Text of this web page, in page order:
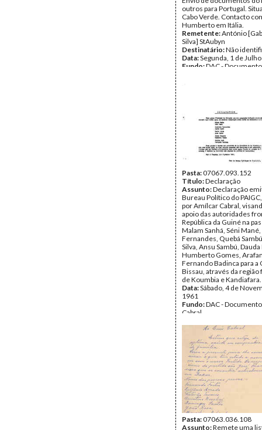
outros para Portugal.
Cabo Verde. Contacto
Humberto em Itália.
Remetente:António
Silva] StAubyn
Destinatário:Não
Data:Segunda, 1 de
Fundo:DAC -
Pasta:07067.093.152
Título:Declaração
Assunto:Declaração
Bureau Político do
por Amílcar Cabral,
apoio das autoridades
República da Guiné na
Malam Sanhá, Séni
Fernandes, Quebá
Silva, Ansu Sambú,
Humberto Gomes,
Fernando Badinca para a
Bissau, através da
de Koumbia e Kandiafara.
Data:Sábado, 4 de
1961
Fundo:DAC -
Cabral
Página(s):1
Pasta:07063.036.108
Assunto:Remete uma